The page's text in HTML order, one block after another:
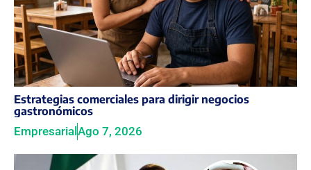
Estrategias comerciales para dirigir negocios
gastronómicos
EmpresarialAgo 7, 2026